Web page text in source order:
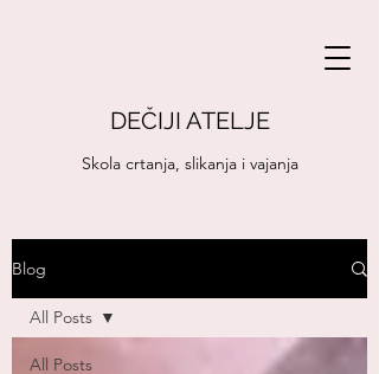
DEČIJI ATELJE
Skola crtanja, slikanja i vajanja
Blog
All Posts
All Posts